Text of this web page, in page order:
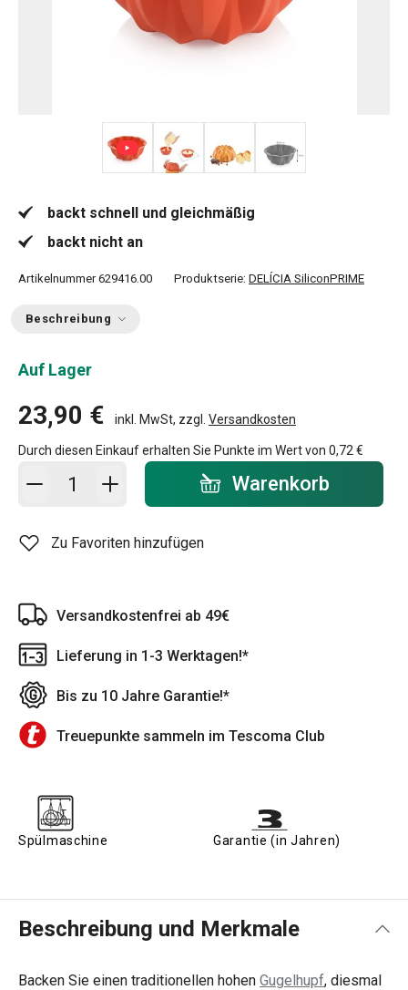
backt schnell und gleichmäßig
backt nicht an
Artikelnummer 629416.00 Produktserie: DELÍCIA SiliconPRIME
Beschreibung
Auf Lager
23,90 € inkl. MwSt, zzgl. Versandkosten
Durch diesen Einkauf erhalten Sie Punkte im Wert von 0,72 €
In den Warenkorb - Menge Warenkorb
Zu Favoriten hinzufügen
Versandkostenfrei ab 49€
Lieferung in 1-3 Werktagen!*
Bis zu 10 Jahre Garantie!*
Treuepunkte sammeln im Tescoma Club
Spülmaschine Garantie (in Jahren)
Beschreibung und Merkmale
Backen Sie einen traditionellen hohen Gugelhupf, diesmal